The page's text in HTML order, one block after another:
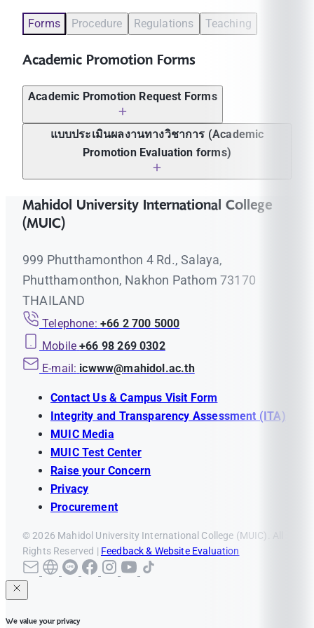
Forms Procedure Regulations Teaching
Academic Promotion Forms
Academic Promotion Request Forms
Academic Promotion Request Forms
Related
Application form (For Thai lecturer only)
แบบแสดงหลักฐานการมีส่วนร่วมในผลงาน
วิชาการ พ.ศ. 2567 Contribution Form for
TH
แบบแสดงหลักฐานการมีส่วนร่วมในผลงาน
ประเภทตำรา หนังสือ พ.ศ. 2567 Contribution
Form for Textbook/Book B.E. 2567 (A.D.
2024)
TH
แบบตรวจสอบผลงานทางวิชาการเบื้องต้น
(เลือกระบุตามประเภทผลงาน)
วิจัย วิทยานิพนธ์ (เฉพาะผู้สำเร็จการศึกษา
สถาบันอุดมศึกษาในประเทศไทย)
แบบฟอร์มแจ้งข้อมูลผลงานทางวิชาการ กรณี
ผลงานทางวิชาการเคยมีผู้ร่วมงานใช้ยื่นขอ
ตำแหน่งทางวิชาการ
แบบประเมินผลงานทางวิชาการ (Academic
Promotion Evaluation forms)
academic work)
Related
forms
ผลงานวิชาการเพื่ออุตสาหกรรม
ผลงานวิชาการเพื่อพัฒนาการเรียนการ
สอนและการเรียนรู้
ผลงานวิชาการเพื่อพัฒนานโยบาย
สาธารณะ
กรณีศึกษา (Case Study)
งานแปล (สังคมศาสตร์)
พจนานุกรม สารานุกรม นามานุกรม
และงานวิชาการในลักษณะเดียวกัน
ผลงานสร้างสรรค์ด้านวิทยาศาสตร์ และ
เทคโนโลยี
ผลงานสร้างสรรค์ด้านสุนทรียะ ศิลปะ
ซอฟต์แวร์
TH
ผลงานวิชาการรับใช้สังคม
ตำรา
Mahidol University International College
(MUIC)
999 Phutthamonthon 4 Rd., Salaya,
Phutthamonthon, Nakhon Pathom 73170
THAILAND
Telephone: +66 2 700 5000
Mobile +66 98 269 0302
E-mail: icwww@mahidol.ac.th
Contact Us & Campus Visit Form
Integrity and Transparency Assessment (ITA)
MUIC Media
MUIC Test Center
Raise your Concern
Privacy
Procurement
© 2026 Mahidol University International College (MUIC). All
Rights Reserved | Feedback & Website Evaluation
We value your privacy